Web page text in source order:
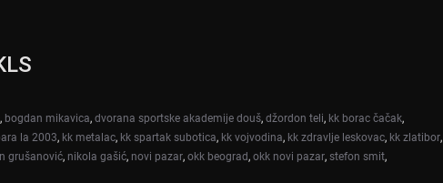
, bogdan mikavica, dvorana sportske akademije douš, džordon teli, kk borac čačak,
la 2003, kk metalac, kk spartak subotica, kk vojvodina, kk zdravlje leskovac, kk zlatibor,
grušanović, nikola gašić, novi pazar, okk beograd, okk novi pazar, stefon smit,